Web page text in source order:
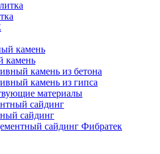
камень
камень из бетона
камень из гипса
материалы
сайдинг
сайдинг Фибратек